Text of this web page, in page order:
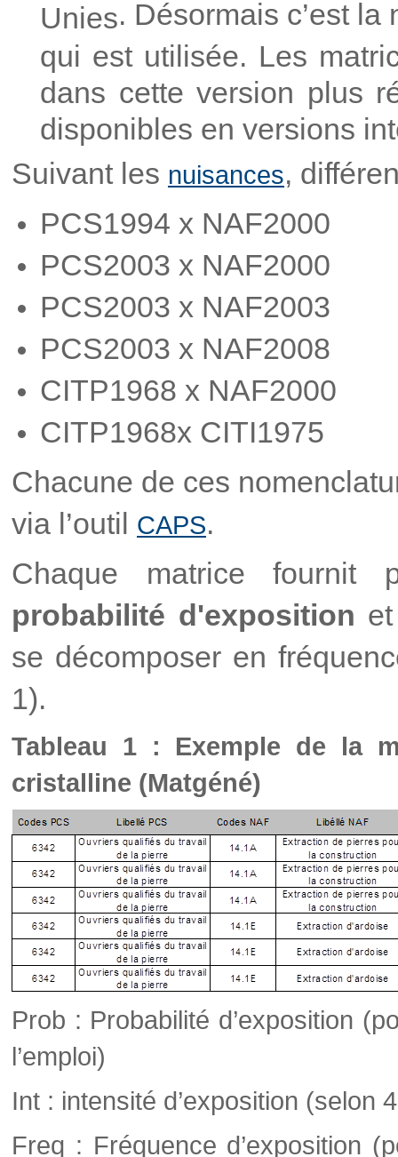
Unies. Désormais c’est
qui est utilisée. Les
dans cette version plus
disponibles en versions
Suivant les nuisances,
PCS1994 x NAF2000
PCS2003 x NAF2000
PCS2003 x NAF2003
PCS2003 x NAF2008
CITP1968 x NAF2000
CITP1968x CITI1975
Chacune de ces
via l’outil CAPS.
Chaque matrice fournit
probabilité d'exposition
se décomposer en
1).
Tableau 1 : Exemple de la
cristalline (Matgéné)
Prob : Probabilité d’exposition
l’emploi)
Int : intensité d’exposition (selon
Freq : Fréquence d’exposition